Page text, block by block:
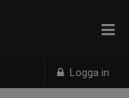
Logga in